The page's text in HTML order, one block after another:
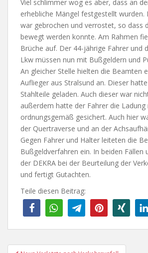
Viel schlimmer wog es aber, dass an
erhebliche Mängel festgestellt wurden.
war gebrochen und verrostet, so dass
bewegt werden konnte. Am Rahmen
Brüche auf. Der 44-jährige Fahrer und
Lkw müssen nun mit Bußgeldern und
An gleicher Stelle hielten die Beamten
Auflieger aus Stralsund an. Dieser
Stahlteile geladen. Auch dieser war
außerdem hatte der Fahrer die Ladung
ordnungsgemäß gesichert. Auch hier
der Quertraverse und an der
Gegen Fahrer und Halter leiteten die
Bußgeldverfahren ein. In beiden Fällen
der DEKRA bei der Beurteilung der
und fertigt Gutachten.
Teile diesen Beitrag: